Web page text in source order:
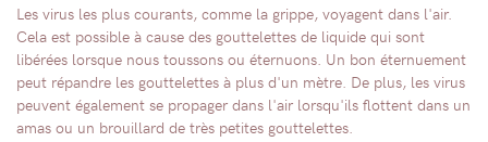
Les virus les plus courants, comme la grippe, voyagent dans l'air.
Cela est possible à cause des gouttelettes de liquide qui sont
libérées lorsque nous toussons ou éternuons. Un bon éternuement
peut répandre les gouttelettes à plus d'un mètre. De plus, les virus
peuvent également se propager dans l'air lorsqu'ils flottent dans un
amas ou un brouillard de très petites gouttelettes.